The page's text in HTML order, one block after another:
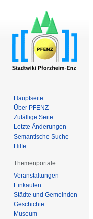
Hauptseite
Über PFENZ
Zufällige Seite
Letzte Änderungen
Semantische Suche
Hilfe
Themenportale
Veranstaltungen
Einkaufen
Städte und Gemeinden
Geschichte
Museum